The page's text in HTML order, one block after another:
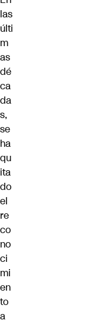
las
últi
m
as
dé
ca
da
s,
se
ha
qu
ita
do
el
re
co
no
ci
mi
en
to
a